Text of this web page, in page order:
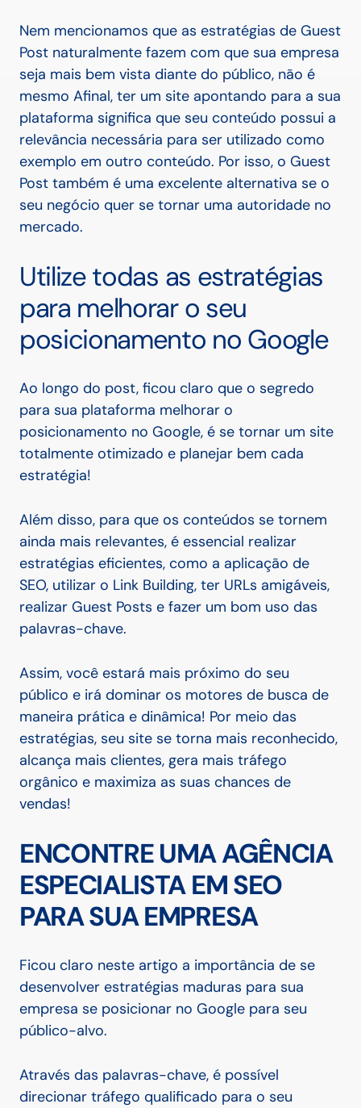
Nem mencionamos que as estratégias de Guest
Post naturalmente fazem com que sua empresa
seja mais bem vista diante do público, não é
mesmo Afinal, ter um site apontando para a sua
plataforma significa que seu conteúdo possui a
relevância necessária para ser utilizado como
exemplo em outro conteúdo. Por isso, o Guest
Post também é uma excelente alternativa se o
seu negócio quer se tornar uma autoridade no
mercado.
Utilize todas as estratégias
para melhorar o seu
posicionamento no Google
Ao longo do post, ficou claro que o segredo
para sua plataforma melhorar o
posicionamento no Google, é se tornar um site
totalmente otimizado e planejar bem cada
estratégia!
Além disso, para que os conteúdos se tornem
ainda mais relevantes, é essencial realizar
estratégias eficientes, como a aplicação de
SEO, utilizar o Link Building, ter URLs amigáveis,
realizar Guest Posts e fazer um bom uso das
palavras-chave.
Assim, você estará mais próximo do seu
público e irá dominar os motores de busca de
maneira prática e dinâmica! Por meio das
estratégias, seu site se torna mais reconhecido,
alcança mais clientes, gera mais tráfego
orgânico e maximiza as suas chances de
vendas!
ENCONTRE UMA AGÊNCIA
ESPECIALISTA EM SEO
PARA SUA EMPRESA
Ficou claro neste artigo a importância de se
desenvolver estratégias maduras para sua
empresa se posicionar no Google para seu
público-alvo.
Através das palavras-chave, é possível
direcionar tráfego qualificado para o seu